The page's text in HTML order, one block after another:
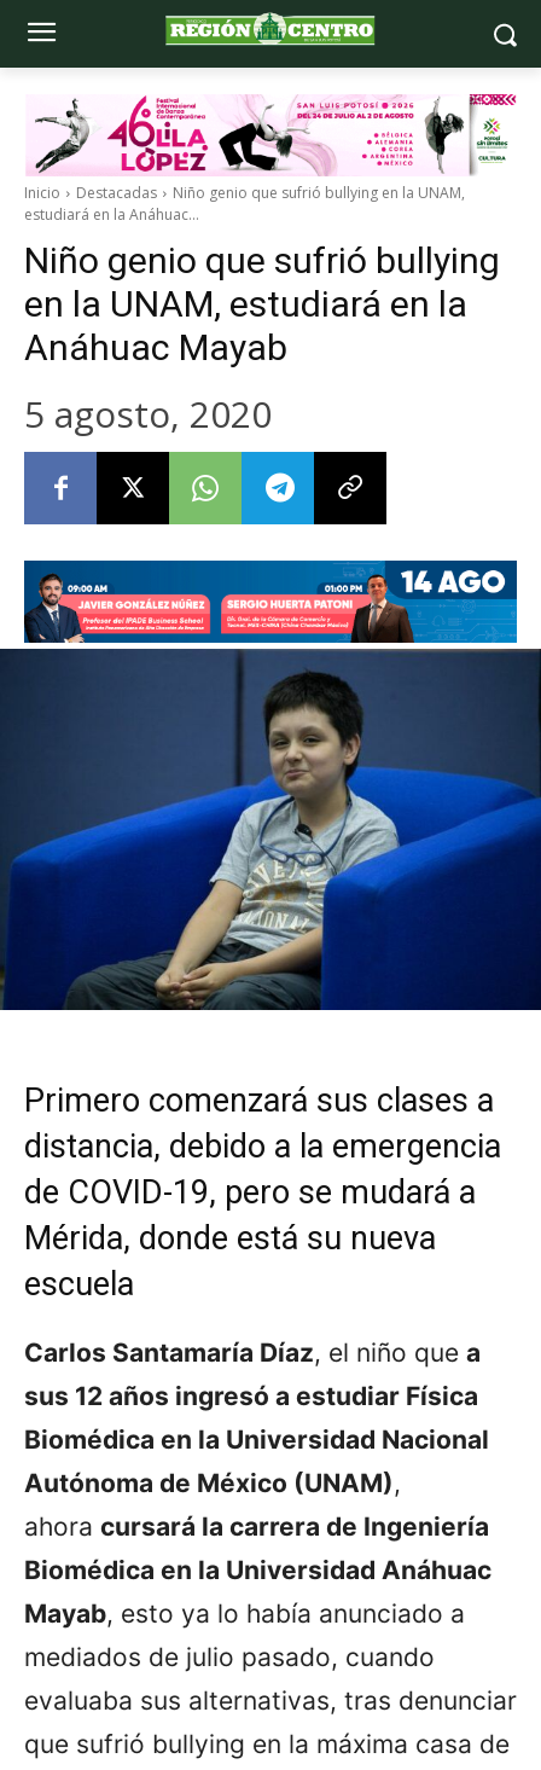
Inicio Destacadas
Niño genio que sufrió bullying en la UNAM,
estudiará en la Anáhuac...
Niño genio que sufrió bullying
en la UNAM, estudiará en la
Anáhuac Mayab
5 agosto, 2020
Primero comenzará sus clases a
distancia, debido a la emergencia
de COVID-19, pero se mudará a
Mérida, donde está su nueva
escuela
Carlos Santamaría Díaz, el niño que a
sus 12 años ingresó a estudiar Física
Biomédica en la Universidad Nacional
Autónoma de México (UNAM),
ahora cursará la carrera de Ingeniería
Biomédica en la Universidad Anáhuac
Mayab, esto ya lo había anunciado a
mediados de julio pasado, cuando
evaluaba sus alternativas, tras denunciar
que sufrió bullying en la máxima casa de